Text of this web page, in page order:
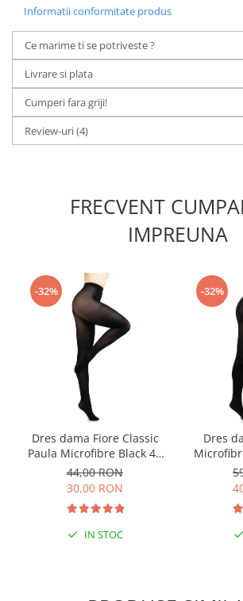
Informatii conformitate produs
Ce marime ti se potriveste ?
Livrare si plata
Cumperi fara griji!
Review-uri(4)
FRECVENT
IMPREUNA
-32%
Dres dama Fiore Classic
Paula Microfibre Black 40
DEN
44,00 RON
30,00 RON
IN STOC
-32%
Dres